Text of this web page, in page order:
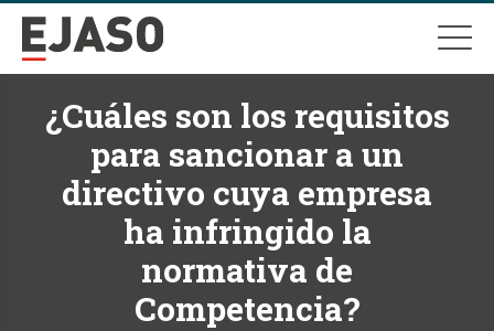
¿Cuáles son los requisitos
para sancionar a un
directivo cuya empresa
ha infringido la
normativa de
Competencia?